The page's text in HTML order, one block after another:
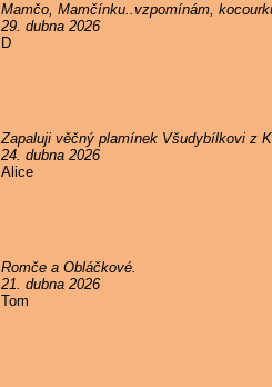
Mamčo, Mamčínku..vzpomínám,
29. dubna 2026
D
Zapaluji věčný plamínek Všudybílkovi z
24. dubna 2026
Alice
Romče a Obláčkové.
21. dubna 2026
Tom